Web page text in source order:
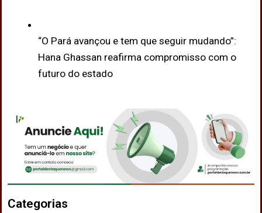
“O Pará avançou e tem que seguir mudando”:
Hana Ghassan reafirma compromisso com o
futuro do estado
Categorias